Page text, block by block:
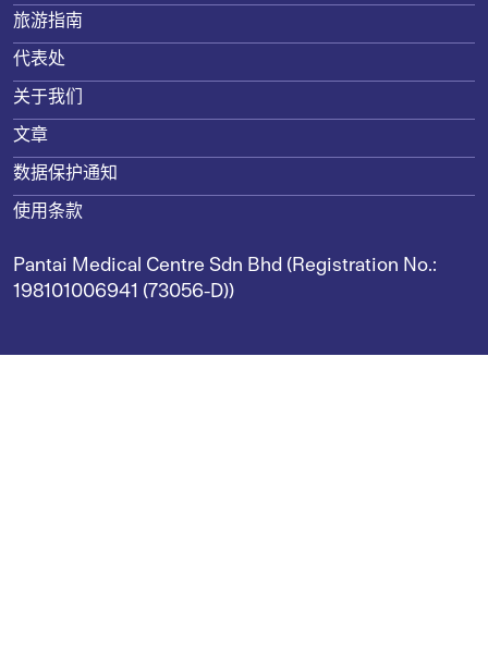
旅游指南
代表处
关于我们
文章
数据保护通知
使用条款
Pantai Medical Centre Sdn Bhd (Registration No.:
198101006941 (73056-D))